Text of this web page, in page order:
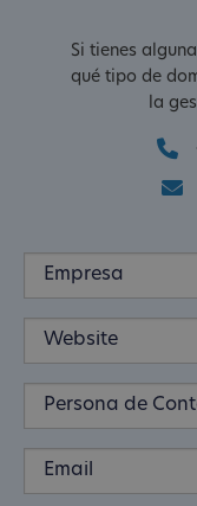
Si tienes
qué tipo de
la